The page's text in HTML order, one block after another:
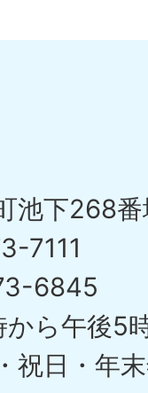
池下268
7111
6845
から午後5
祝日・年